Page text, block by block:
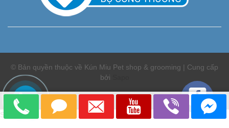
© Bản quyền thuộc về Kún Miu Pet shop & grooming | Cung cấp
bởi
So sánh